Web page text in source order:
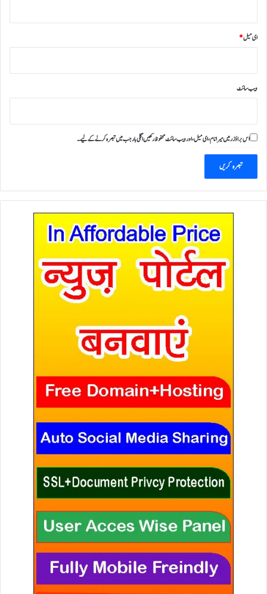
ای میل*
ویب‌ سائٹ
اس براؤزر میں میرا نام، ای میل، اور ویب سائٹ محفوظ رکھیں اگلی بار جب میں تبصرہ کرنے کےلیے۔